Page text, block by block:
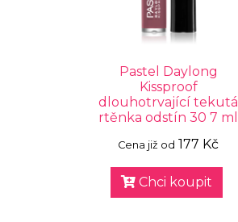
Pastel Daylong
Kissproof
dlouhotrvající tekutá
rtěnka odstín 30 7 ml
Cena již od 177 Kč
Chci koupit